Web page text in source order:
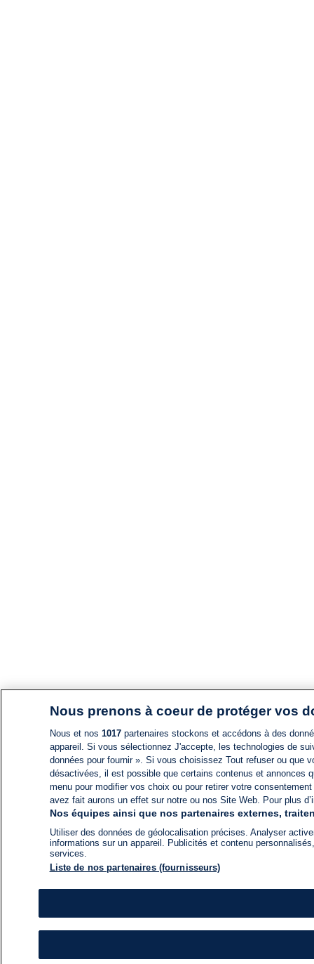
Nous prenons à coeur de protéger vos
Nous et nos 1017partenaires stockons et accédons à des
appareil. Si vous sélectionnez J'accepte, les technologies de
données pour fournir ». Si vous choisissez Tout refuser ou
désactivées, il est possible que certains contenus et annonces
menu pour modifier vos choix ou pour retirer votre
avez fait aurons un effet sur notre ou nos Site Web. Pour plus
Nos équipes ainsi que nos partenaires externes,
Utiliser des données de géolocalisation précises. Analyser
informations sur un appareil. Publicités et contenu
services.
Liste de nos partenaires (fournisseurs)